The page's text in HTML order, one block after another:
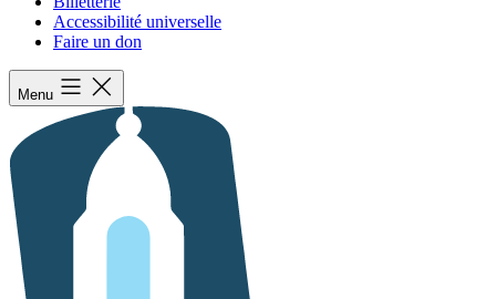
Accessibilité universelle
Faire un don
Menu